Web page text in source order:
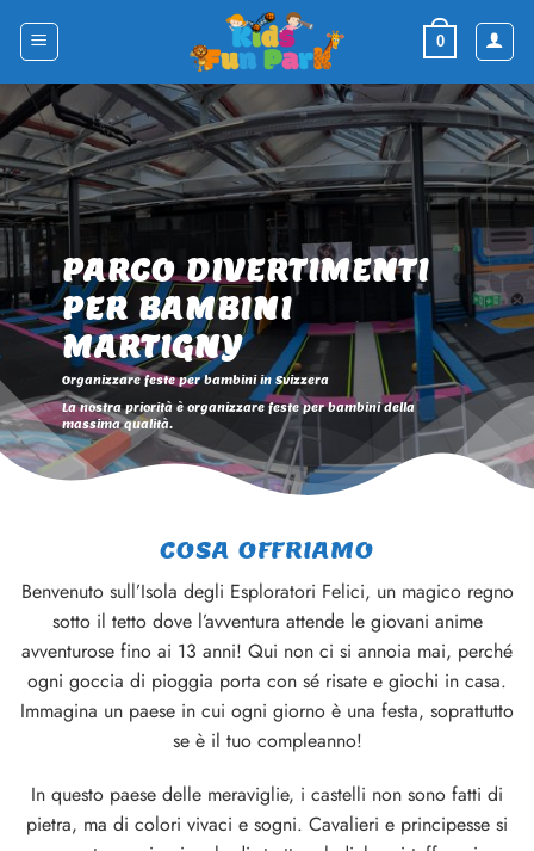
0
PARCO DIVERTIMENTI
PER BAMBINI
MARTIGNY
Organizzare feste per bambini in Svizzera
La nostra priorità è organizzare feste per bambini della
massima qualità.
COSA OFFRIAMO
Benvenuto sull’Isola degli Esploratori Felici, un magico regno
sotto il tetto dove l’avventura attende le giovani anime
avventurose fino ai 13 anni! Qui non ci si annoia mai, perché
ogni goccia di pioggia porta con sé risate e giochi in casa.
Immagina un paese in cui ogni giorno è una festa, soprattutto
se è il tuo compleanno!
In questo paese delle meraviglie, i castelli non sono fatti di
pietra, ma di colori vivaci e sogni. Cavalieri e principesse si